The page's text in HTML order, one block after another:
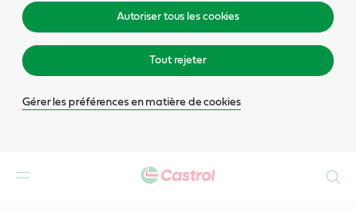
Autoriser tous les cookies
Tout rejeter
Gérer les préférences en matière de cookies